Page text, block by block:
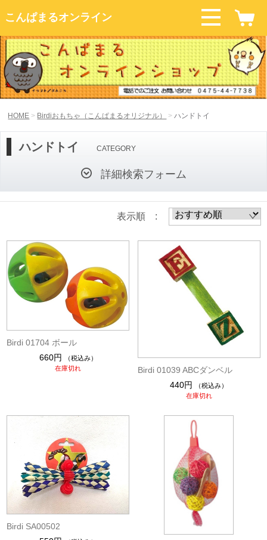
こんぱまるオンライン
HOME Birdiおもちゃ（こんぱまるオリジナル） ハンドトイ
ハンドトイ CATEGORY
詳細検索フォーム
表示順 :
Birdi 01704 ボール
660円
（税込み）
在庫切れ
Birdi 01039 ABCダンベル
440円
（税込み）
在庫切れ
Birdi SA00502